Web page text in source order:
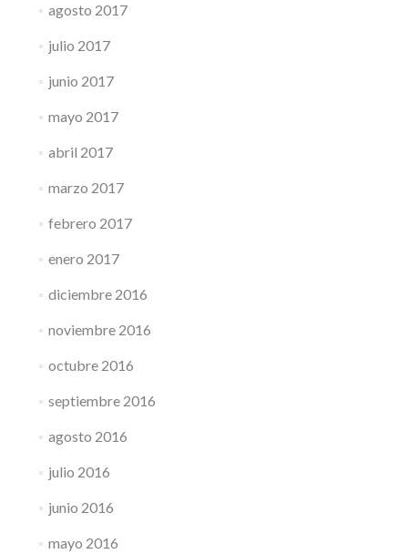
agosto 2017
julio 2017
junio 2017
mayo 2017
abril 2017
marzo 2017
febrero 2017
enero 2017
diciembre 2016
noviembre 2016
octubre 2016
septiembre 2016
agosto 2016
julio 2016
junio 2016
mayo 2016